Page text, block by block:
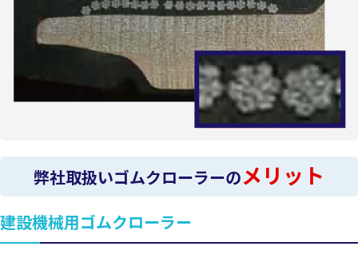
弊社取扱いゴムクローラーのメリット
建設機械用ゴムクローラー